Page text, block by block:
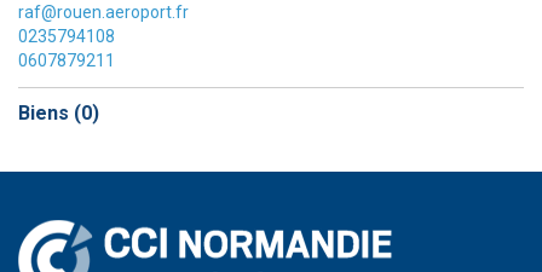
raf@rouen.aeroport.fr
0235794108
0607879211
Biens (0)